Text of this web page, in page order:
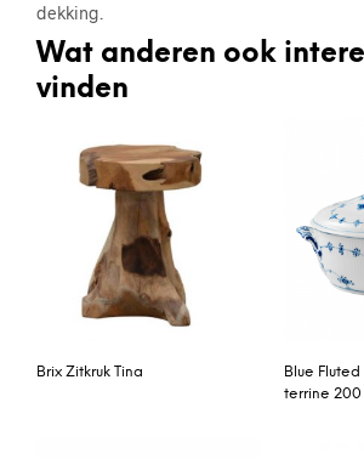
dekking.
Wat anderen ook
vinden
Brix Zitkruk Tina
Blue
terrine 200